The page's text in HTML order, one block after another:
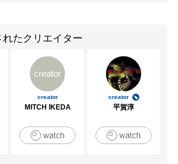
たクリエイター
creator
creator
MITCH IKEDA
creator
平賀淳